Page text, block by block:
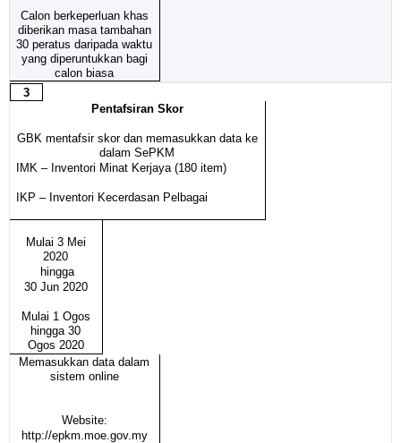
Calon berkeperluan khas
diberikan masa tambahan
30 peratus daripada waktu
yang diperuntukkan bagi
calon biasa
3
Pentafsiran Skor
GBK mentafsir skor dan memasukkan data ke
dalam SePKM
IMK – Inventori Minat Kerjaya (180 item)
IKP – Inventori Kecerdasan Pelbagai
Mulai 3 Mei
2020
hingga
30 Jun 2020
Mulai 1 Ogos
hingga 30
Ogos 2020
Memasukkan data dalam
sistem online
Website:
http://epkm.moe.gov.my